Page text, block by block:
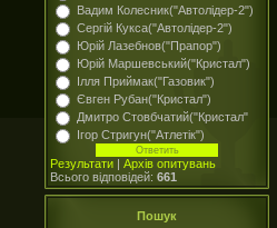
Вадим Колесник("Автолідер-2")
Сергій Кукса("Автолідер-2")
Юрій Лазебнов("Прапор")
Юрій Маршевський("Кристал")
Ілля Приймак("Газовик")
Євген Рубан("Кристал")
Дмитро Стовбчатий("Кристал"
Ігор Стригун("Атлетік")
Результати | Архів опитувань
Всього відповідей: 661
Пошук